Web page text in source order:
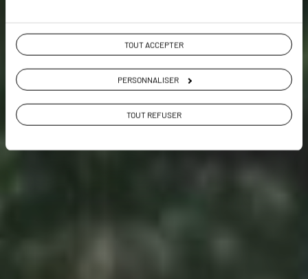
TOUT ACCEPTER
PERSONNALISER
TOUT REFUSER
VOIR NOS 6 IDÉES DE VOYAGE EN COLOMBIE